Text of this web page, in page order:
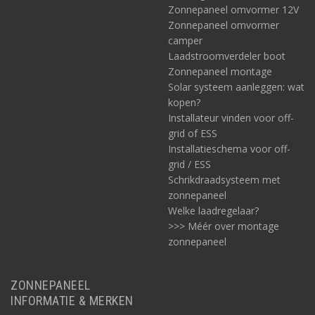
accupolen (M8 bouten)? Ook dáárvoor zijndeze perskabelogen
geschikt. Perskabelogen kunt u persen of solderen op de kabel.
Deze aansluitingen isoleren kunt u doen met de volgende
(rood) ofdeze(zwart).
Zonnepaneel omvormer 12V
Zonnepaneel omvormer
camper
Laadstroomverdeler boot
Zonnepaneel montage
Solar systeem aanleggen: wat
kopen?
Installateur vinden voor off-
grid of ESS
Installatieschema voor off-
grid / ESS
Schrikdraadsysteem met
zonnepaneel
Welke laadregelaar?
>>> Méér over montage
zonnepaneel
ZONNEPANEEL
INFORMATIE & MERKEN